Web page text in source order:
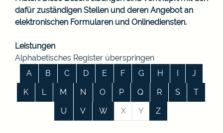
dafür zuständigen Stellen und deren Angebot an
elektronischen Formularen und Onlinediensten.
Leistungen
Alphabetisches Register überspringen
A
B C D E F G H I
J
K
L M N O P Q R S
T
U
V W X Y Z